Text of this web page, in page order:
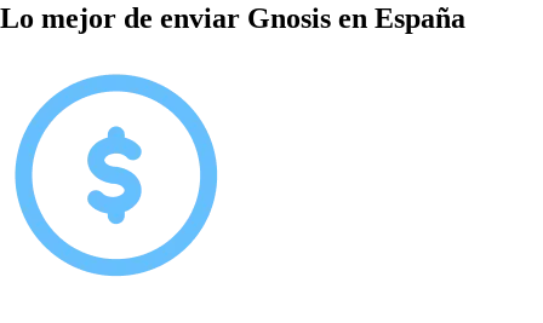
Lo mejor de enviar Gnosis en España